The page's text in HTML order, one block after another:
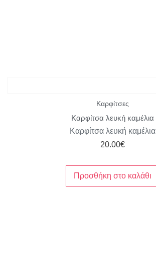
Καρφίτσες
Καρφίτσα λευκή καμέλια
Καρφίτσα λευκή καμέλια
20.00€
Προσθήκη στο καλάθι